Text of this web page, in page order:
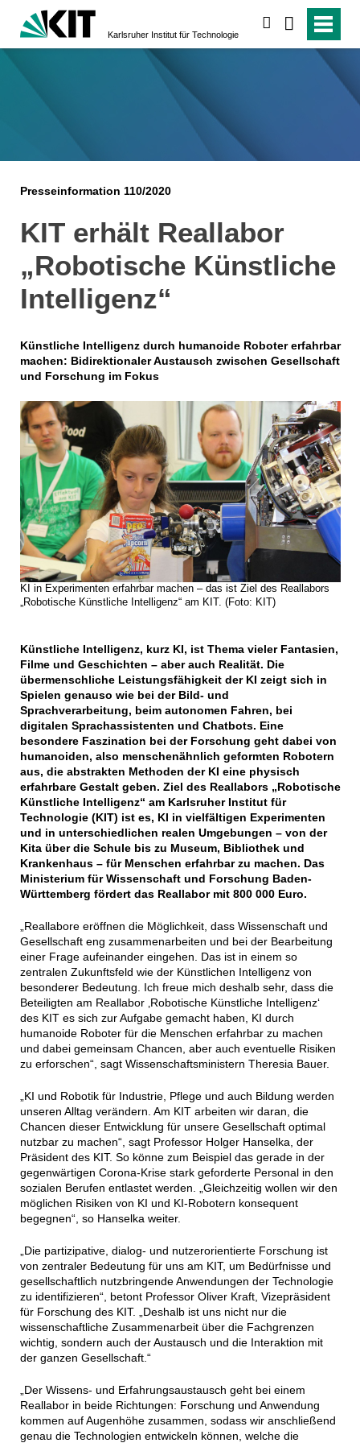
Karlsruher Institut für Technologie
Presseinformation 110/2020
KIT erhält Reallabor
„Robotische Künstliche
Intelligenz“
Künstliche Intelligenz durch humanoide Roboter erfahrbar
machen: Bidirektionaler Austausch zwischen Gesellschaft
und Forschung im Fokus
KI in Experimenten erfahrbar machen – das ist Ziel des Reallabors
„Robotische Künstliche Intelligenz“ am KIT. (Foto: KIT)
Künstliche Intelligenz, kurz KI, ist Thema vieler Fantasien,
Filme und Geschichten – aber auch Realität. Die
übermenschliche Leistungsfähigkeit der KI zeigt sich in
Spielen genauso wie bei der Bild- und
Sprachverarbeitung, beim autonomen Fahren, bei
digitalen Sprachassistenten und Chatbots. Eine
besondere Faszination bei der Forschung geht dabei von
humanoiden, also menschenähnlich geformten Robotern
aus, die abstrakten Methoden der KI eine physisch
erfahrbare Gestalt geben. Ziel des Reallabors „Robotische
Künstliche Intelligenz“ am Karlsruher Institut für
Technologie (KIT) ist es, KI in vielfältigen Experimenten
und in unterschiedlichen realen Umgebungen – von der
Kita über die Schule bis zu Museum, Bibliothek und
Krankenhaus – für Menschen erfahrbar zu machen. Das
Ministerium für Wissenschaft und Forschung Baden-
Württemberg fördert das Reallabor mit 800 000 Euro.
„Reallabore eröffnen die Möglichkeit, dass Wissenschaft und
Gesellschaft eng zusammenarbeiten und bei der Bearbeitung
einer Frage aufeinander eingehen. Das ist in einem so
zentralen Zukunftsfeld wie der Künstlichen Intelligenz von
besonderer Bedeutung. Ich freue mich deshalb sehr, dass die
Beteiligten am Reallabor ‚Robotische Künstliche Intelligenz‘
des KIT es sich zur Aufgabe gemacht haben, KI durch
humanoide Roboter für die Menschen erfahrbar zu machen
und dabei gemeinsam Chancen, aber auch eventuelle Risiken
zu erforschen“, sagt Wissenschaftsministern Theresia Bauer.
„KI und Robotik für Industrie, Pflege und auch Bildung werden
unseren Alltag verändern. Am KIT arbeiten wir daran, die
Chancen dieser Entwicklung für unsere Gesellschaft optimal
nutzbar zu machen“, sagt Professor Holger Hanselka, der
Präsident des KIT. So könne zum Beispiel das gerade in der
gegenwärtigen Corona-Krise stark geforderte Personal in den
sozialen Berufen entlastet werden. „Gleichzeitig wollen wir den
möglichen Risiken von KI und KI-Robotern konsequent
begegnen“, so Hanselka weiter.
„Die partizipative, dialog- und nutzerorientierte Forschung ist
von zentraler Bedeutung für uns am KIT, um Bedürfnisse und
gesellschaftlich nutzbringende Anwendungen der Technologie
zu identifizieren“, betont Professor Oliver Kraft, Vizepräsident
für Forschung des KIT. „Deshalb ist uns nicht nur die
wissenschaftliche Zusammenarbeit über die Fachgrenzen
wichtig, sondern auch der Austausch und die Interaktion mit
der ganzen Gesellschaft.“
„Der Wissens- und Erfahrungsaustausch geht bei einem
Reallabor in beide Richtungen: Forschung und Anwendung
kommen auf Augenhöhe zusammen, sodass wir anschließend
genau die Technologien entwickeln können, welche die